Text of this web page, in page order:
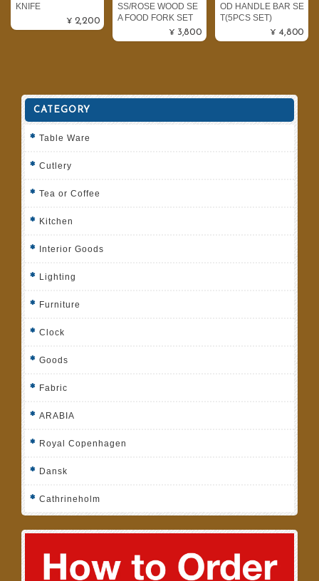
KNIFE
¥2,200
SS/ROSE WOOD SE
A FOOD FORK SET
¥3,800
OD HANDLE BAR SE
T(5PCS SET)
¥4,800
CATEGORY
Table Ware
Cutlery
Tea or Coffee
Kitchen
Interior Goods
Lighting
Furniture
Clock
Goods
Fabric
ARABIA
Royal Copenhagen
Dansk
Cathrineholm